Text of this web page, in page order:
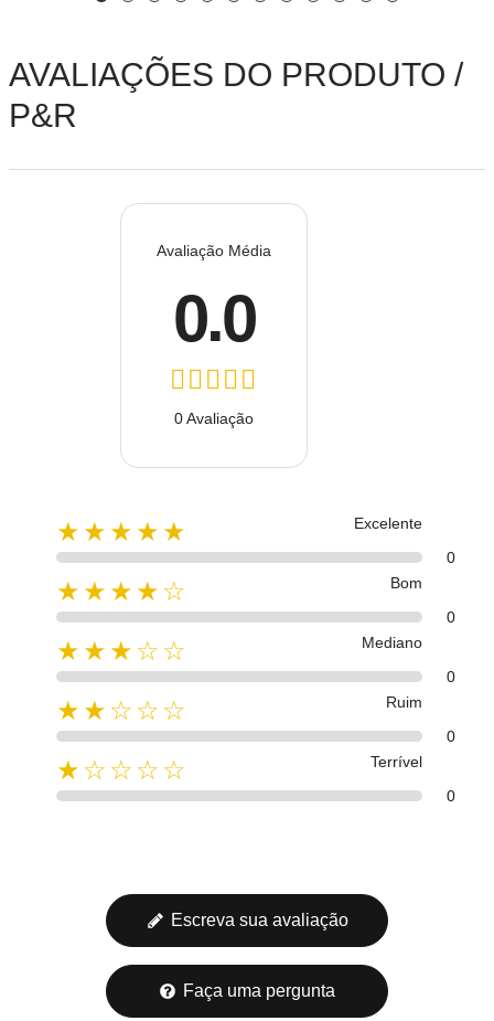
AVALIAÇÕES DO PRODUTO /
P&R
Avaliação Média
0.0
0 Avaliação
★★★★★
Excelente
0
★★★★☆
Bom
0
★★★☆☆
Mediano
0
★★☆☆☆
Ruim
0
★☆☆☆☆
Terrível
0
Escreva sua avaliação
Faça uma pergunta